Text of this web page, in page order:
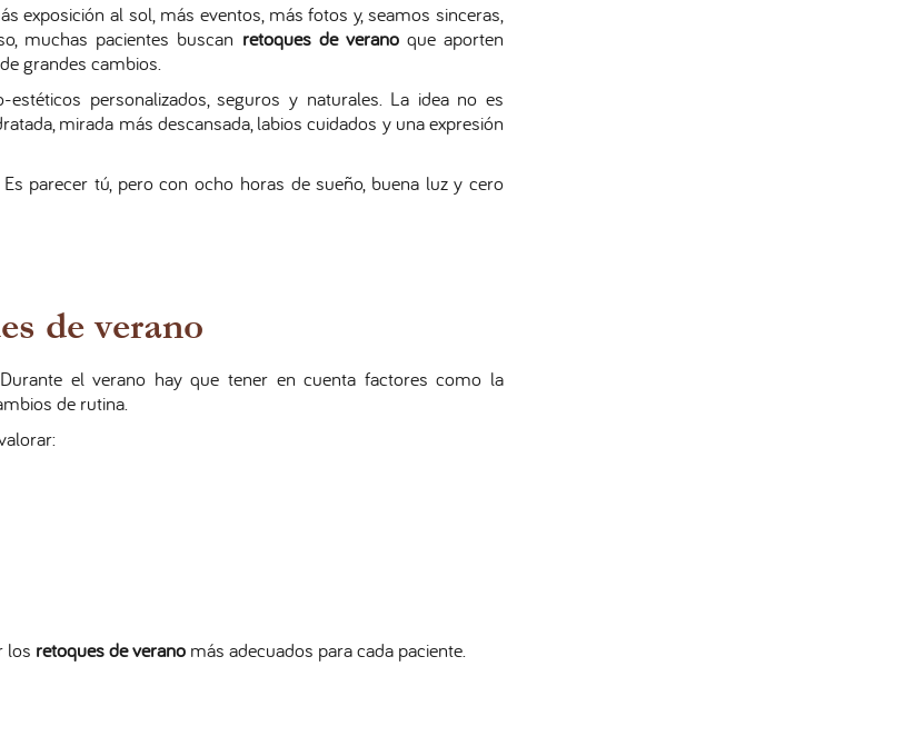
exposición al sol, más eventos, más fotos y, seamos sinceras,
muchas pacientes buscan retoques de veranoque aporten
grandes cambios.
personalizados, seguros y naturales. La idea no es
mirada más descansada, labios cuidados y una expresión
parecer tú, pero con ocho horas de sueño, buena luz y cero
de verano
el verano hay que tener en cuenta factores como la
de rutina.
los retoques de verano más adecuados para cada paciente.